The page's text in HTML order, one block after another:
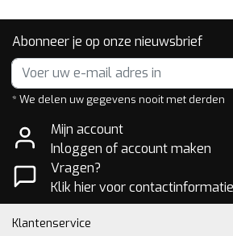
Abonneer je op onze nieuwsbrief
* We delen uw gegevens nooit met derden
Mijn account
Inloggen of account maken
Vragen?
Klik hier voor contactinformatie
Klantenservice